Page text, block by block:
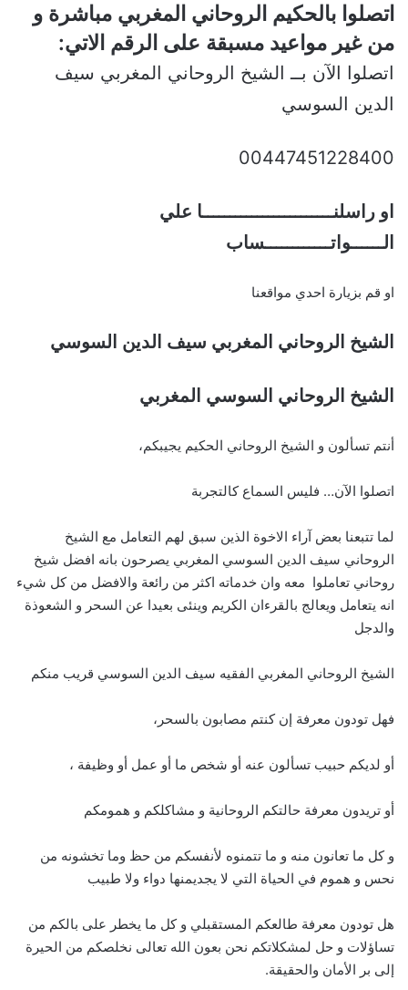
اتصلوا بالحكيم الروحاني المغربي مباشرة و
من غير مواعيد مسبقة على الرقم الاتي:
اتصلوا الآن بــ الشيخ الروحاني المغربي سيف
الدين السوسي
00447451228400
او راسلنــــــــــــــــــــــــا علي
الــــــواتــــــــــــساب
او قم بزيارة احدي مواقعنا
الشيخ الروحاني المغربي سيف الدين السوسي
الشيخ الروحاني السوسي المغربي
أنتم تسألون و الشيخ الروحاني الحكيم يجيبكم،
اتصلوا الآن… فليس السماع كالتجربة
لما تتبعنا بعض آراء الاخوة الذين سبق لهم التعامل مع الشيخ
الروحاني سيف الدين السوسي المغربي يصرحون بانه افضل شيخ
روحاني تعاملوا معه وان خدماته اكثر من رائعة والافضل من كل شيء
انه يتعامل ويعالج بالقرءان الكريم وينئى بعيدا عن السحر و الشعوذة
والدجل
الشيخ الروحاني المغربي الفقيه سيف الدين السوسي قريب منكم
فهل تودون معرفة إن كنتم مصابون بالسحر،
أو لديكم حبيب تسألون عنه أو شخص ما أو عمل أو وظيفة ،
أو تريدون معرفة حالتكم الروحانية و مشاكلكم و همومكم
و كل ما تعانون منه و ما تتمنوه لأنفسكم من حظ وما تخشونه من
نحس و هموم في الحياة التي لا يجديمنها دواء ولا طبيب
هل تودون معرفة طالعكم المستقبلي و كل ما يخطر على بالكم من
تساؤلات و حل لمشكلاتكم نحن بعون الله تعالى نخلصكم من الحيرة
إلى بر الأمان والحقيقة.